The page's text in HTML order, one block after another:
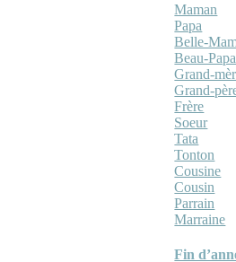
Maman
Papa
Belle-
Beau-Papa
Grand-
Grand-
Frère
Soeur
Tata
Tonton
Cousine
Cousin
Parrain
Marraine
Fin